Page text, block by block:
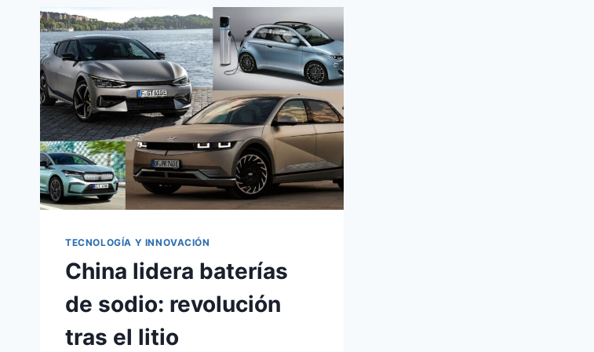
DE
CONDUCCIÓN
AUTÓNOMA
TECNOLOGÍA Y INNOVACIÓN
China lidera baterías
de sodio: revolución
tras el litio